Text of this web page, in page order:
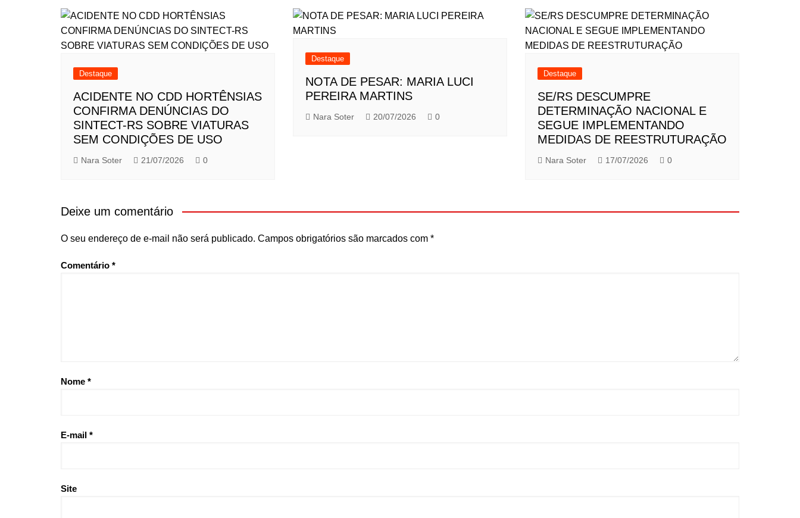
Destaque
ACIDENTE NO CDD HORTÊNSIAS
CONFIRMA DENÚNCIAS DO
SINTECT-RS SOBRE VIATURAS
SEM CONDIÇÕES DE USO
Nara Soter 21/07/2026 0
Destaque
NOTA DE PESAR: MARIA LUCI
PEREIRA MARTINS
Nara Soter 20/07/2026 0
Destaque
SE/RS DESCUMPRE
DETERMINAÇÃO NACIONAL E
SEGUE IMPLEMENTANDO
MEDIDAS DE REESTRUTURAÇÃO
Nara Soter 17/07/2026 0
Deixe um comentário
O seu endereço de e-mail não será publicado. Campos obrigatórios são marcados com *
Comentário *
Nome *
E-mail *
Site